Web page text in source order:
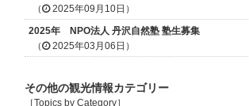
（
2025年09月10日）
2025年 NPO法人 丹沢自然塾 塾生募集
（
2025年03月06日）
その他の観光情報カテゴリー
［Topics by Category］